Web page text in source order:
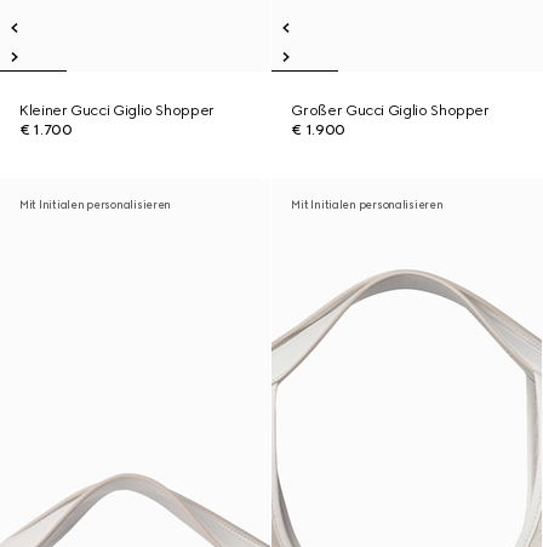
Kleiner Gucci Giglio Shopper
€ 1.700
Großer Gucci Giglio Shopper
€ 1.900
Mit Initialen personalisieren Mit Initialen personalisieren